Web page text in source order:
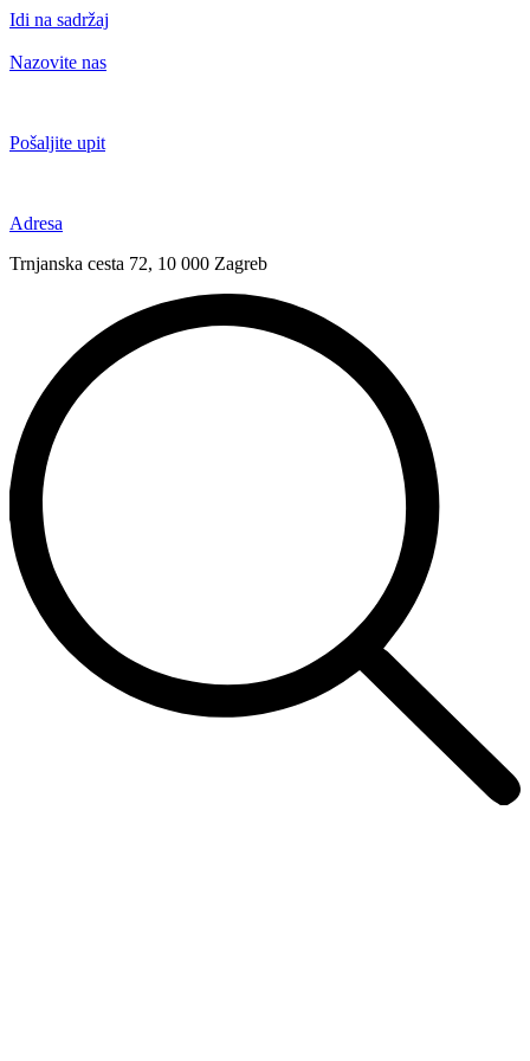
Idi na sadržaj
Nazovite nas
Pošaljite upit
Adresa
Trnjanska cesta 72, 10 000 Zagreb